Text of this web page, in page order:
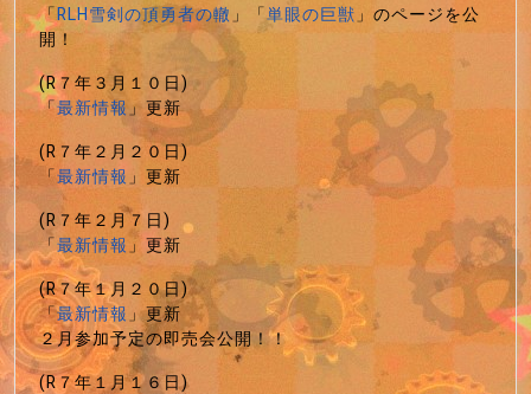
「RLH雪剣の頂勇者の轍」「単眼の巨獣」のページを公
開！
(R７年３月１０日)
「最新情報」更新
(R７年２月２０日)
「最新情報」更新
(R７年２月７日)
「最新情報」更新
(R７年１月２０日)
「最新情報」更新
２月参加予定の即売会公開！！
(R７年１月１６日)